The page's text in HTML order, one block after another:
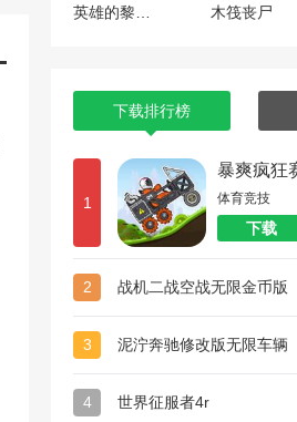
木筏丧尸
下载排行榜
1 体育竞技
下载
2 战机二战空战无限金币版
3 泥泞奔驰修改版无限车辆
4 世界征服者4r